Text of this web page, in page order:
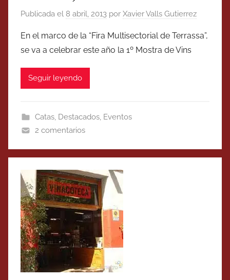
Publicada el 8 abril, 2013 por Xavier Valls Gutierrez
En el marco de la “Fira Multisectorial de Terrassa”,
se va a celebrar este año la 1º Mostra de Vins
Seguir leyendo
Catas, Destacados, Eventos
2 comentarios